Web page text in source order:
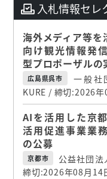
入札情報セレ
海外メディア等を
向け観光情報発
型プロポーザルの
広島県呉市
一般社
KURE / 締切:2026年
AIを活用した京
活用促進事業業
の公募
京都市
公益社団
締切:2026年08月14